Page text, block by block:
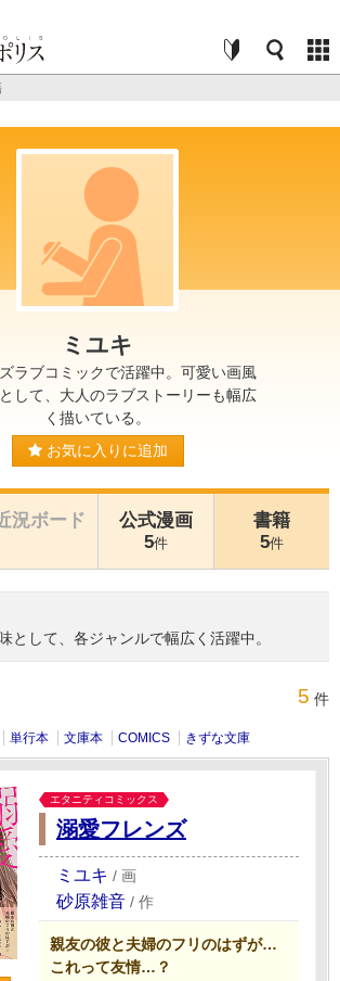
ミユキ
ラブコミックで活躍中。可愛い画風
して、大人のラブストーリーも幅広
く描いている。
お気に入りに追加
況ボード
公式漫画
5件
書籍
5件
として、各ジャンルで幅広く活躍中。
5 件
単行本 文庫本 COMICS きずな文庫
エタニティコミックス
溺愛フレンズ
ミユキ / 画
砂原雑音 / 作
親友の彼と夫婦のフリのはずが…
これって友情…？